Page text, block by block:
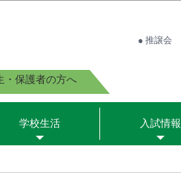
● 推譲会
・保護者の方へ
学校生活 入試情報